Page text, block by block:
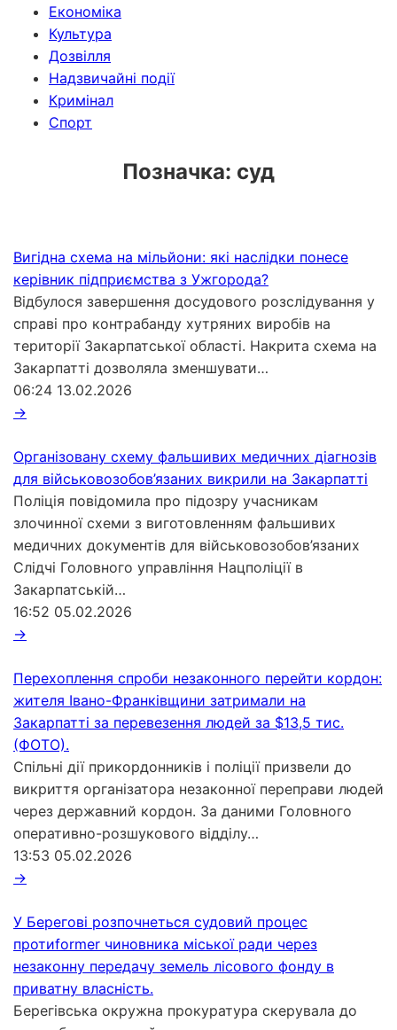
Економіка
Культура
Дозвілля
Надзвичайні події
Кримінал
Спорт
Позначка: суд
Вигідна схема на мільйони: які наслідки понесе
керівник підприємства з Ужгорода?
Відбулося завершення досудового розслідування у
справі про контрабанду хутряних виробів на
території Закарпатської області. Накрита схема на
Закарпатті дозволяла зменшувати…
06:24 13.02.2026
→
Організовану схему фальшивих медичних діагнозів
для військовозобов’язаних викрили на Закарпатті
Поліція повідомила про підозру учасникам
злочинної схеми з виготовленням фальшивих
медичних документів для військовозобов’язаних
Слідчі Головного управління Нацполіції в
Закарпатській…
16:52 05.02.2026
→
Перехоплення спроби незаконного перейти кордон:
жителя Івано-Франківщини затримали на
Закарпатті за перевезення людей за $13,5 тис.
(ФОТО).
Спільні дії прикордонників і поліції призвели до
викриття організатора незаконної переправи людей
через державний кордон. За даними Головного
оперативно-розшукового відділу…
13:53 05.02.2026
→
У Берегові розпочнеться судовий процес
протиformer чиновника міської ради через
незаконну передачу земель лісового фонду в
приватну власність.
Берегівська окружна прокуратура скерувала до